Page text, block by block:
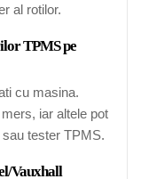
al rotilor.
TPMS pe
cu masina.
iar altele pot
tester TPMS.
Vauxhall